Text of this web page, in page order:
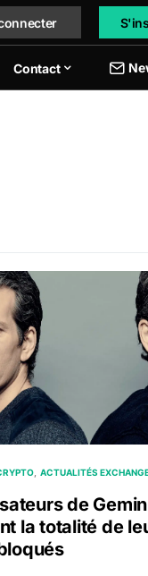
Contact
de transferts
de Gemini
ACTUALITÉS
de
la totalité de